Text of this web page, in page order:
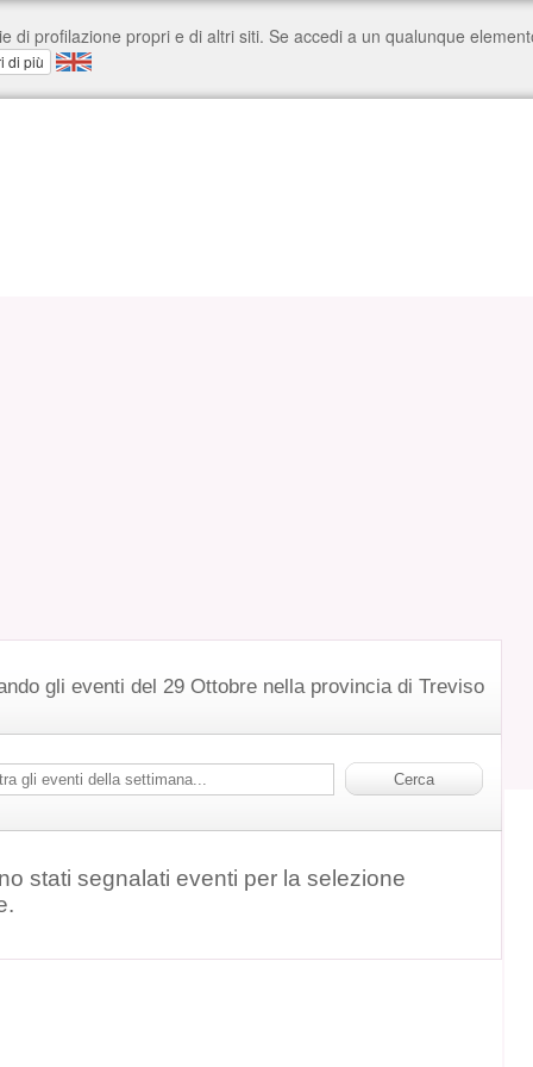
gli eventi del 29 Ottobre nella provincia di Treviso
stati segnalati eventi per la selezione